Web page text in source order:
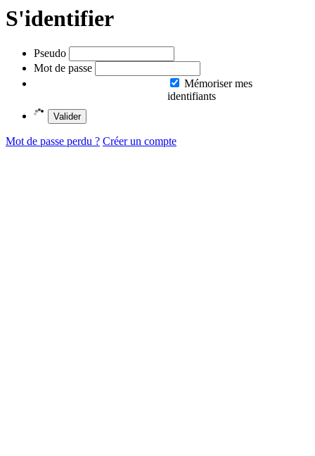
S'identifier
Pseudo
Mot de passe
Mémoriser mes
identifiants
Valider
Mot de passe perdu ? Créer un compte